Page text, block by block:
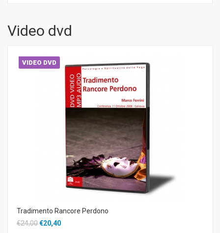
Video dvd
VIDEO DVD
Tradimento Rancore Perdono
€24,00€20,40